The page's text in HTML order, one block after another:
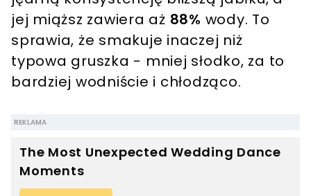
jej miąższ zawiera aż 88% wody. To
sprawia, że smakuje inaczej niż
typowa gruszka - mniej słodko, za to
bardziej wodniście i chłodząco.